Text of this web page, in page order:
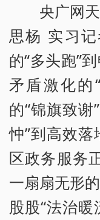
央广网
思杨 实习
的“多头跑”
矛盾激化的
的“锦旗致谢
忡”到高效
区政务服务
一扇扇无形
股股“法治暖